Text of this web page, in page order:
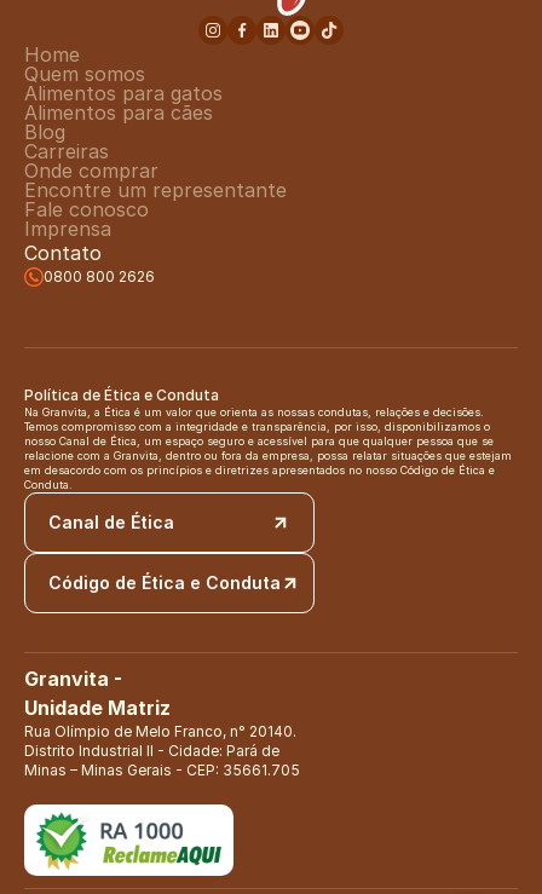
Home
Quem somos
Alimentos para gatos
Alimentos para cães
Blog
Carreiras
Onde comprar
Encontre um representante
Fale conosco
Imprensa
Contato
0800 800 2626
Política de Ética e Conduta
Na Granvita, a Ética é um valor que orienta as nossas condutas, relações e decisões.
Temos compromisso com a integridade e transparência, por isso, disponibilizamos o
nosso Canal de Ética, um espaço seguro e acessível para que qualquer pessoa que se
relacione com a Granvita, dentro ou fora da empresa, possa relatar situações que estejam
em desacordo com os princípios e diretrizes apresentados no nosso Código de Ética e
Conduta.
Canal de Ética
Código de Ética e Conduta
Granvita -
Unidade Matriz
Rua Olímpio de Melo Franco, n° 20140.
Distrito Industrial II - Cidade: Pará de
Minas – Minas Gerais - CEP: 35661.705